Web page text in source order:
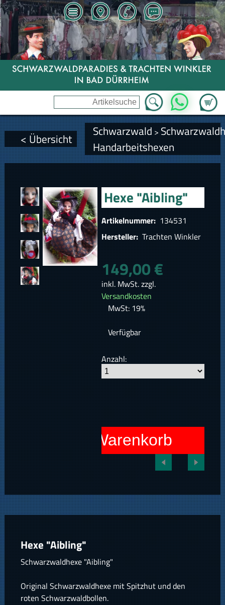
Zum
WhatsApp
< Übersicht Schwarzwald >
Handarbeitshexen
Hexe "Aibling"
Artikelnummer: 134531
Hersteller: Trachten Winkler
149,00 €
inkl. MwSt. zzgl.
Versandkosten
MwSt: 19%
Verfügbar
Anzahl:
In den Warenkorb
Hexe "Aibling"
Schwarzwaldhexe "Aibling"
Original Schwarzwaldhexe mit Spitzhut und den
roten Schwarzwaldbollen.